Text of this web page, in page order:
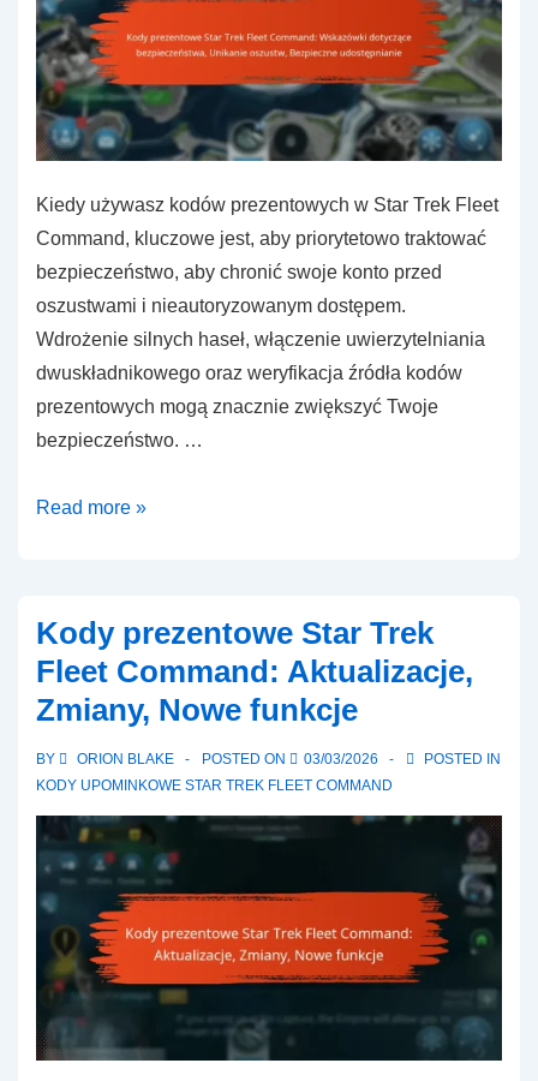
Kiedy używasz kodów prezentowych w Star Trek Fleet
Command, kluczowe jest, aby priorytetowo traktować
bezpieczeństwo, aby chronić swoje konto przed
oszustwami i nieautoryzowanym dostępem.
Wdrożenie silnych haseł, włączenie uwierzytelniania
dwuskładnikowego oraz weryfikacja źródła kodów
prezentowych mogą znacznie zwiększyć Twoje
bezpieczeństwo. …
Kody
Fleet
Command:
Wskazówki
bezpieczeństwa,
oszustw,
Bezpieczne
udostępnianie
Read more »
Kody prezentowe Star Trek
Fleet Command: Aktualizacje,
Zmiany, Nowe funkcje
BY ORION BLAKE POSTED ON 03/03/2026
POSTED IN
KODY UPOMINKOWE STAR TREK FLEET COMMAND